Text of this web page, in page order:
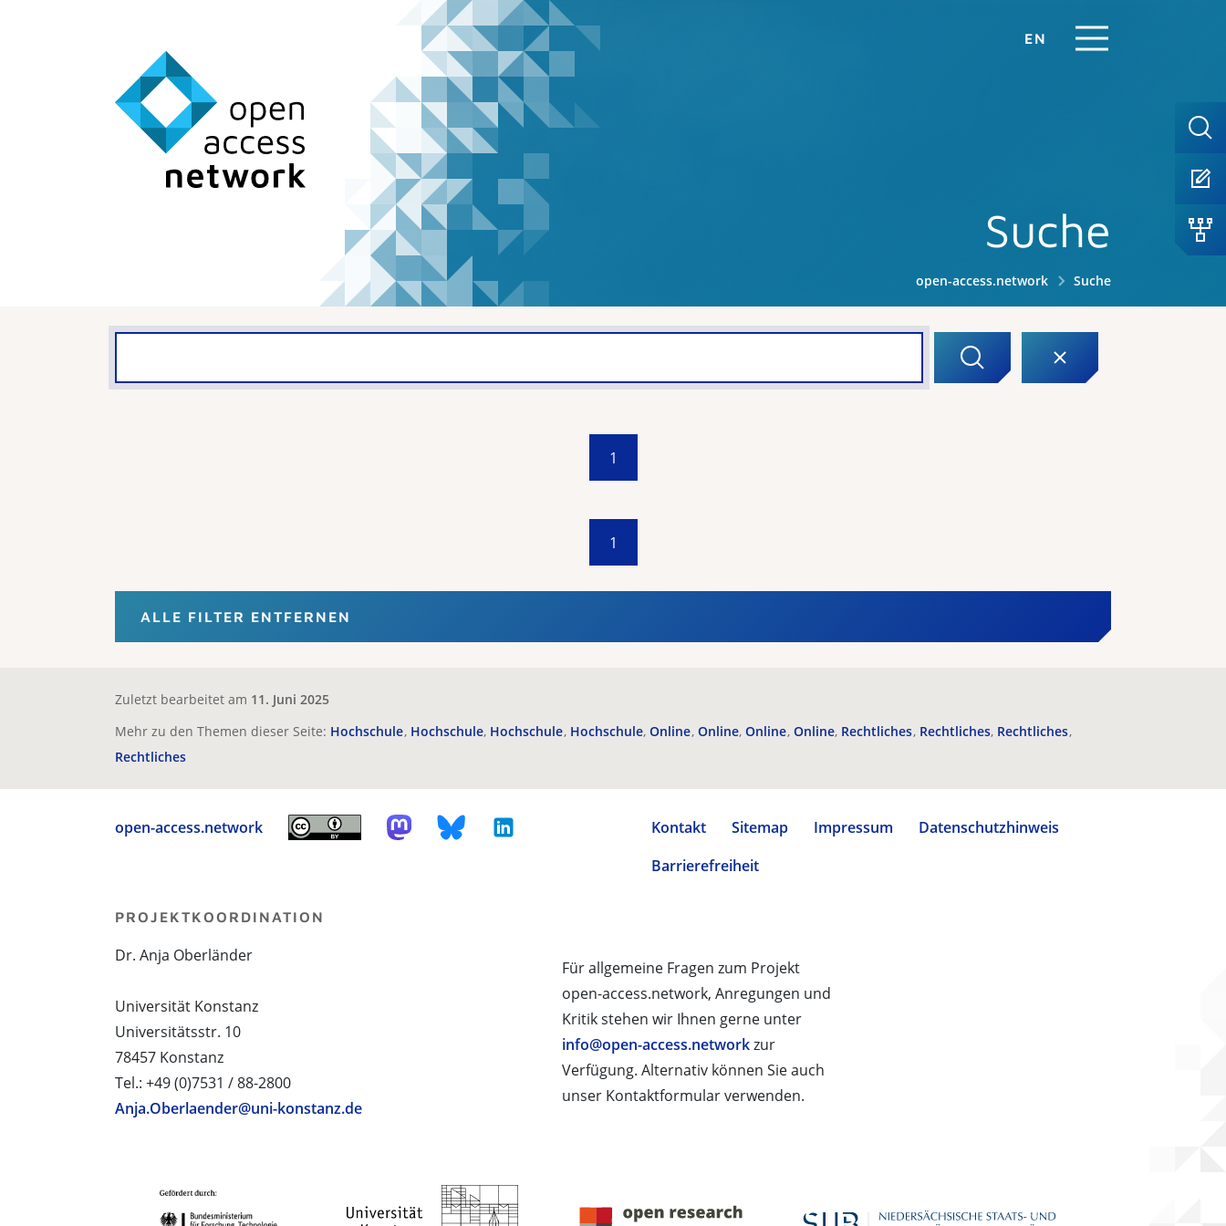
EN
Suche
open-access.network Suche
1
1
ALLE FILTER ENTFERNEN
Zuletzt bearbeitet am 11. Juni 2025
Mehr zu den Themen dieser Seite: Hochschule Hochschule Hochschule Hochschule Online Online Online Online Rechtliches Rechtliches Rechtliches
Rechtliches
open-access.network Kontakt Sitemap Impressum
Datenschutzhinweis
Barrierefreiheit
Für allgemeine Fragen zum Projekt
open-access.network, Anregungen und
Kritik stehen wir Ihnen gerne unter
info@open-access.networkzur
Verfügung. Alternativ können Sie auch
unser Kontaktformular verwenden.
PROJEKTKOORDINATION
Dr. Anja Oberländer
Universität Konstanz
Universitätsstr. 10
78457 Konstanz
Tel.: +49 (0)7531 / 88-2800
Anja.Oberlaender@uni-konstanz.de